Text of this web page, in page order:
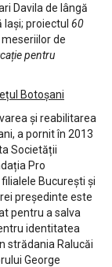
Davila de lângă
Iași; proiectul 60
de
pentru
Botoșani
și reabilitarea
a pornit în 2013
Societății
Pro
București și
președinte este
pentru a salva
identitatea
strădania Ralucăi
George